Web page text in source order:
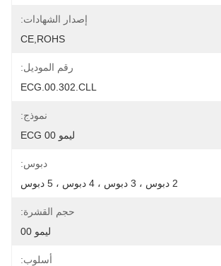
إصدار الشهادات:
CE,ROHS
رقم الموديل:
ECG.00.302.CLL
نموذج:
ليمو ECG 00
دبوس:
2 دبوس ، 3 دبوس ، 4 دبوس ، 5 دبوس
حجم القشرة:
ليمو 00
أسلوب: